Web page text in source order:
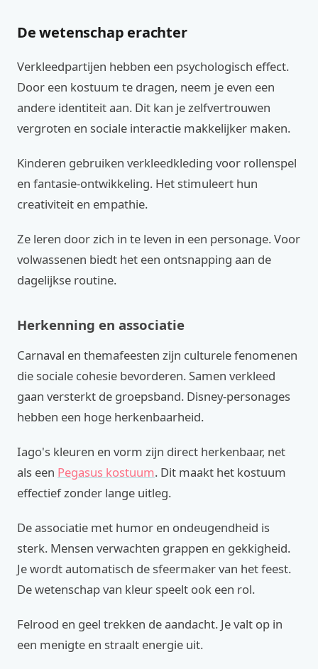
De wetenschap erachter
Verkleedpartijen hebben een psychologisch effect.
Door een kostuum te dragen, neem je even een
andere identiteit aan. Dit kan je zelfvertrouwen
vergroten en sociale interactie makkelijker maken.
Kinderen gebruiken verkleedkleding voor rollenspel
en fantasie-ontwikkeling. Het stimuleert hun
creativiteit en empathie.
Ze leren door zich in te leven in een personage. Voor
volwassenen biedt het een ontsnapping aan de
dagelijkse routine.
Herkenning en associatie
Carnaval en themafeesten zijn culturele fenomenen
die sociale cohesie bevorderen. Samen verkleed
gaan versterkt de groepsband. Disney-personages
hebben een hoge herkenbaarheid.
Iago's kleuren en vorm zijn direct herkenbaar, net
als een Pegasus kostuum. Dit maakt het kostuum
effectief zonder lange uitleg.
De associatie met humor en ondeugendheid is
sterk. Mensen verwachten grappen en gekkigheid.
Je wordt automatisch de sfeermaker van het feest.
De wetenschap van kleur speelt ook een rol.
Felrood en geel trekken de aandacht. Je valt op in
een menigte en straalt energie uit.